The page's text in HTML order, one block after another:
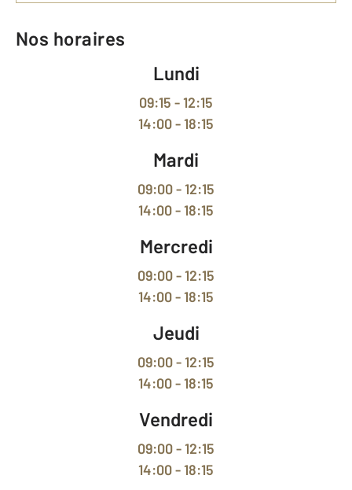
Nos horaires
Lundi
09:15 - 12:15
14:00 - 18:15
Mardi
09:00 - 12:15
14:00 - 18:15
Mercredi
09:00 - 12:15
14:00 - 18:15
Jeudi
09:00 - 12:15
14:00 - 18:15
Vendredi
09:00 - 12:15
14:00 - 18:15